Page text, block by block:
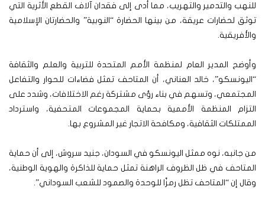
للنهب والتدمير والتهريب، مما أدى إلى فقدان آلاف القطع الأثرية التي
توثق لحضارات عريقة، من بينها الحضارة “النوبية” والحضارتان الإسلامية
والأفريقية.
وأوضح المدير العام لمنظمة الأمم المتحدة للتربية والعلم والثقافة
“اليونسكو”، خالد العناني، أن المتاحف تمثل فضاءات للحوار والتفاعل
المجتمعي، وتسهم في بناء رؤى مشتركة رغم الاختلافات، وشدد على
التزام المنظمة الأممية بحماية المجموعات المتحفية، واسترداد
الممتلكات الثقافية، ومكافحة الاتجار غير المشروع بها.
من جانبه، نوه ممثل اليونسكو في السودان، جنيد سروش، إلى أن حماية
المتاحف في ظل الظروف الراهنة تمثل حماية للذاكرة والهوية الوطنية،
وقال إن “المتاحف تظل رمزًا للوحدة والصمود للشعب السوداني”.